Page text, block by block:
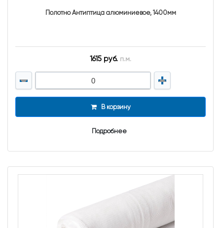
Полотно Антиптица алюминиевое, 1400мм
1615 руб. п.м.
В корзину
Подробнее